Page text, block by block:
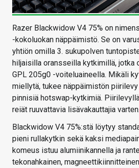
Razer Blackwidow V4 75% on
-kokoluokan näppäimistö. Se on
yhtiön omilla 3. sukupolven
hiljaisilla oransseilla kytkimillä, jotka
GPL 205g0 -voiteluaineella. Mikäli
miellytä, tukee näppäimistön
pinnisiä hotswap-kytkimiä.
reiät ruuvattavia lisävakauttajia varten.
Blackwidow V4 75%:stä löytyy
pieni rullakytkin sekä kaksi
komeus istuu alumiinikannella ja
tekonahkainen,